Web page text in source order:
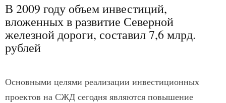
В 2009 году объем инвестиций,
вложенных в развитие Северной
железной дороги, составил 7,6 млрд.
рублей
Основными целями реализации инвестиционных
проектов на СЖД сегодня являются повышение